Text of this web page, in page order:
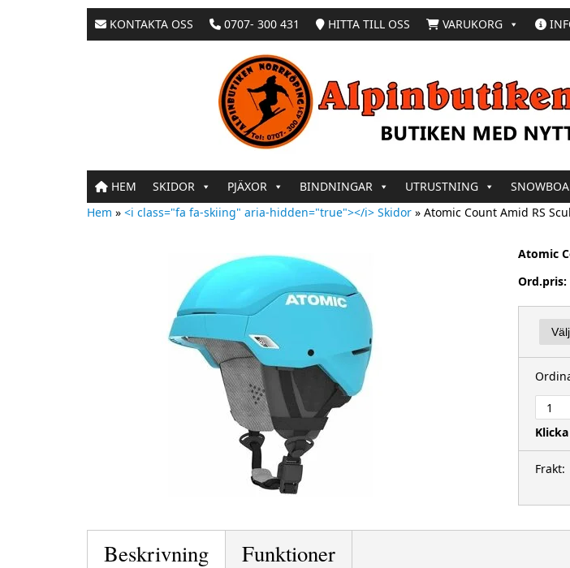
KONTAKTA OSS 0707- 300 431 HITTA TILL OSS VARUKORG
HEM SKIDOR PJÄXOR BINDNINGAR UTRUSTNING
Hem » <i class="fa fa-skiing" aria-hidden="true"></i> Skidor » Atomic Count Amid RS
Atomic
Ord.pris:
Frakt:
Beskrivning Funktioner